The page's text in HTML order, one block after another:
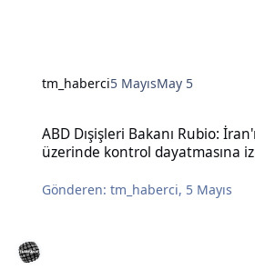
tm_haberci5 MayısMay 5
ABD Dışişleri Bakanı Rubio:
üzerinde kontrol dayatmasına
Gönderen:tm_haberci, 5 Mayıs